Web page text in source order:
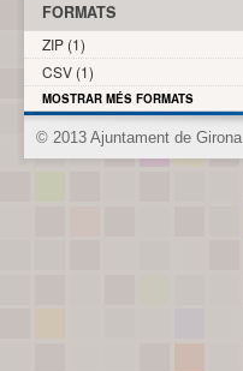
FORMATS
ZIP (1)
CSV (1)
MOSTRAR MÉS FORMATS
© 2013 Ajuntament de Girona